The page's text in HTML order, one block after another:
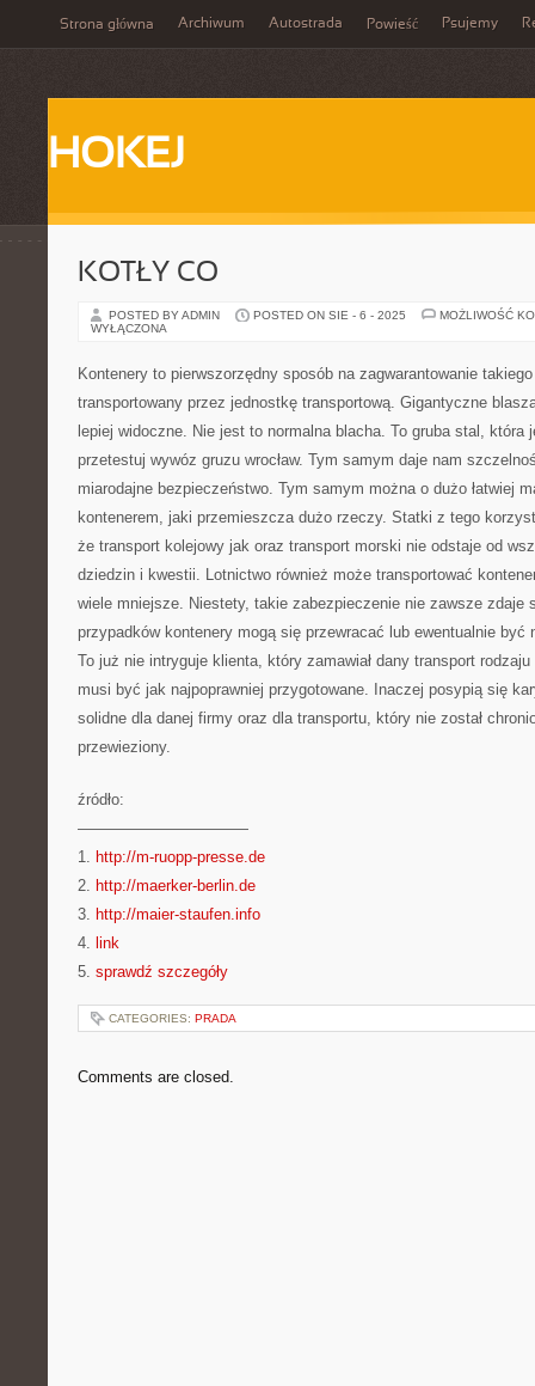
Strona główna Archiwum Autostrada Powieść Psujemy
HOKEJ
KOTŁY CO
POSTED BY ADMIN POSTED ON SIE - 6 - 2025
MOŻLIWOŚĆ
WYŁĄCZONA
Kontenery to pierwszorzędny sposób na zagwarantowanie
transportowany przez jednostkę transportową. Gigantyczne
lepiej widoczne. Nie jest to normalna blacha. To gruba stal, która
przetestuj wywóz gruzu wrocław. Tym samym daje nam
miarodajne bezpieczeństwo. Tym samym można o dużo łatwiej
kontenerem, jaki przemieszcza dużo rzeczy. Statki z tego
że transport kolejowy jak oraz transport morski nie odstaje od
dziedzin i kwestii. Lotnictwo również może transportować
wiele mniejsze. Niestety, takie zabezpieczenie nie zawsze zdaje
przypadków kontenery mogą się przewracać lub ewentualnie być
To już nie intryguje klienta, który zamawiał dany transport
musi być jak najpoprawniej przygotowane. Inaczej posypią się
solidne dla danej firmy oraz dla transportu, który nie został
przewieziony.
źródło:
———————————
1. http://m-ruopp-presse.de
2. http://maerker-berlin.de
3. http://maier-staufen.info
4. link
5. sprawdź szczegóły
CATEGORIES: PRADA
Comments are closed.